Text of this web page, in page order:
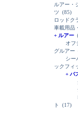
ルアー・
ツ (85)
ロッドク
車載用品
+ ルアー
オフ
グルアー
シー
ックフィ
+ バ
ト
(17)